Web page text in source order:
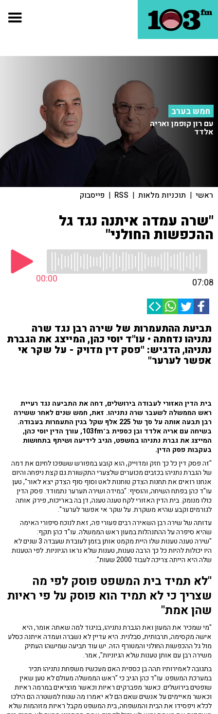
חמש בערב
עם רון קופמן ואריה
אלדד
ראשי | תוכניות מלאות |
RSS
| פייסבוק
"שרה עמדה איתנה נגד גל
ההכפשות החולני"
00:00 07:08
תביעת ההתעמרות של שירה רבן נגד שרה
נתניהו נדחתה • עו"ד יוסי כהן, המייצג את הגברת
נתניהו, הדגיש: "פסק דין מדויק - על שקר אי
אפשר לערער"
בית הדין האזורי לעבודה בירושלים, דחה את התביעה נגד רעיית
ראש הממשלה לשעבר שרה נתניהו. זאת, חמש שנים לאחר ששירה
רבן תבעה אותה על סך של 225 אלף שקל בגין התעמרות בעבודה.
בשיחה עם אריה אלדד ובן כספית ב־103fm, עורך הדין יוסי כהן,
המייצג את גברת נתניהו במשפט, הגיב לידיעה ושיתף בתחושות
בעקבות פסק הדין.
"זה פסק דין כל כך חזק ומדוייק, הוא קובע במפורש ששפכו לחינם את דמה
של הגברת נתניהו בכזבים מכוערים שלצערי התקשורת גם קצת ניפחה והיום
אנחנו רואים את תחנות הצדק טוחנות לאט וסוף סוף הצדק יצא לאור", טען
עו"ד כהן בפתח השיחה, והוסיף: "במידה ושירה תערער נתמודד. פסק הדין
כולו מנומק. בית הדין האזורי לקח טענה טענה, דן בה באריכות, פירק אותה
לגורמים וקבע שהיא משקרת. על שקר אי אפשר לערער".
עדותה של שירה רבן השאירה רבים פעורי פה, זאת לנוכח סיפורי האימה
שהיא סיפרה על ההתנהלות במעון ראש הממשלה. עו"ד כהן תקף:
"שירה טענה טענות שלו היית מקמט אותן בזמן לעובדת שעבדה 3 שנים לא
היו יכולות להיות כל כך הרבה טענות, טענות שלא נראו הגיוניות. לפי הטענות
שלה היא הייתה צריכה לעבוד 2000 שעות".
"לא תמיד בית המשפט פוסק לפי מה
שצריך כי לא תמיד הוא פוסק על פי ראיות
שהן אמת"
"מי שמכיר את המעון ואת הגברת נתניהו, בניגוד למה שאתה אומר, היא
אישה מקסימה, תרבותית, סבלנית. היא עדיין לא נשברה ועמדה איתנה כסלע
מול גל ההכפשות החולני והמטורף הזה. יש עוד תביעה שמישהו העתיק
משירה רבן עם אותן טענות שלא הגיוניות", אמר.
בתגובה לאמירותיו תהה בן כספית האם מעכשיו משפחת נתניהו תכיר
במערכת המשפט. עו"ד כהן הגיב כי "ראש הממשלה מעולם לא טען שאין
שופטים בירושלים. כאשר מפברקים ראיות וכאשר מוציאים במרמה ראיות
וכאשר מאיימים על אנשים שאם הם לא יאמרו מה שנוח למשטרה הם הילכו
לכלא ויפסידו את הבית והמשפחה, בית המשפט מקבל ראיות מזוהמות שלא